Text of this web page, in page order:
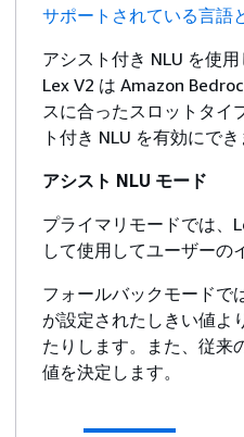
サポートされている言語
アシスト付き NLU を使
Lex V2 は Amazon
スに合ったスロットタイ
ト付き NLU を有効にでき
アシスト NLU モード
プライマリモードでは、
して使用してユーザーの
フォールバックモードで
が設定されたしきい値よ
たりします。また、従来
値を決定します。